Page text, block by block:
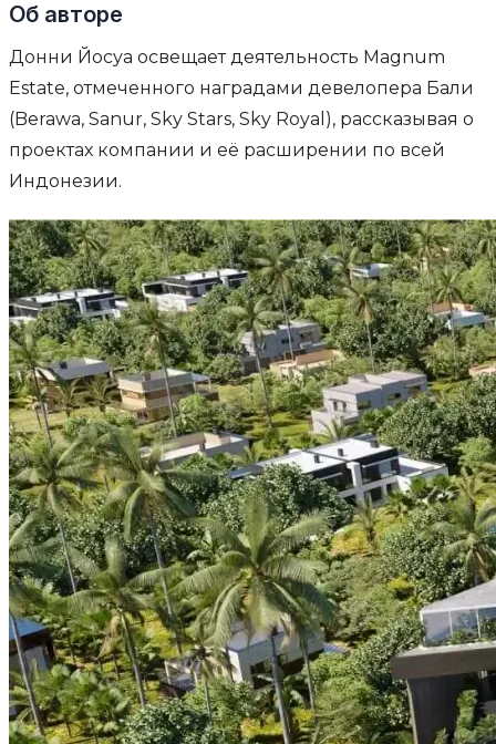
Об авторе
Донни Йосуа освещает деятельность Magnum
Estate, отмеченного наградами девелопера Бали
(Berawa, Sanur, Sky Stars, Sky Royal), рассказывая о
проектах компании и её расширении по всей
Индонезии.